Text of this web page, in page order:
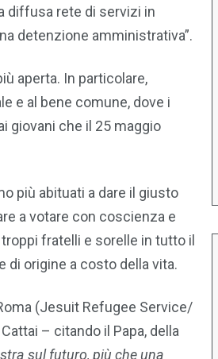
diffusa rete di servizi in
detenzione amministrativa”.
aperta. In particolare,
e al bene comune, dove i
giovani che il 25 maggio
più abituati a dare il giusto
a votare con coscienza e
fratelli e sorelle in tutto il
origine a costo della vita.
(Jesuit Refugee Service/
– citando il Papa, della
sul futuro, più che una